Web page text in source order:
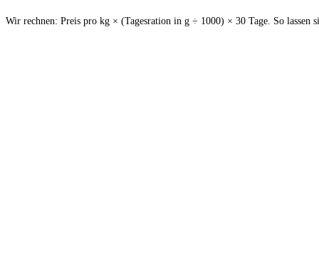
Wir rechnen: Preis pro kg × (Tagesration in g ÷ 1000) × 30 Tage. So lassen